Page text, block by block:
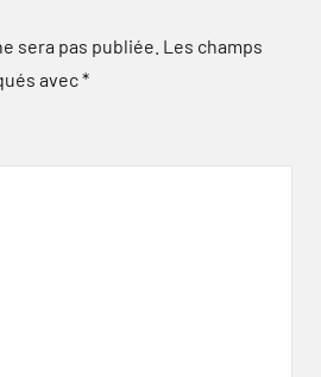
sera pas publiée. Les champs
avec*